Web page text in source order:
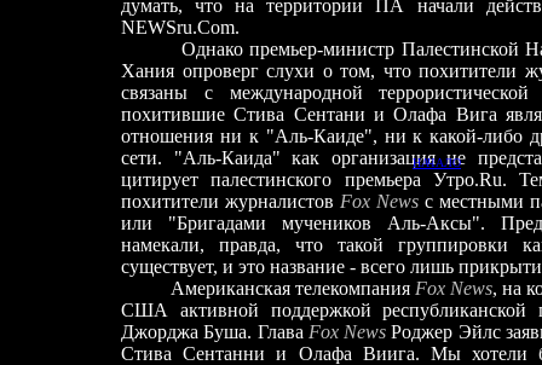
думать, что на территории ПА начали
NEWSru.Com.
Однако премьер-министр Палестинской
Хания опроверг слухи о том, что похитители
связаны с международной
похитившие Стива Сентани и Олафа Вига
отношения ни к "Аль-Каиде", ни к какой-либо
сети. "Аль-Каида" как организация не
цитирует палестинского премьера Утро.Ru.
похитители журналистов Fox News с местными
или "Бригадами мучеников Аль-Аксы".
намекали, правда, что такой группировки
существует, и это название - всего лишь
Американская телекомпания Fox News, на
США активной поддержкой
Джорджа Буша. Глава Fox News Роджер Эйлс
Стива Сентанни и Олафа Виига. Мы хотели
НАЧАЛО